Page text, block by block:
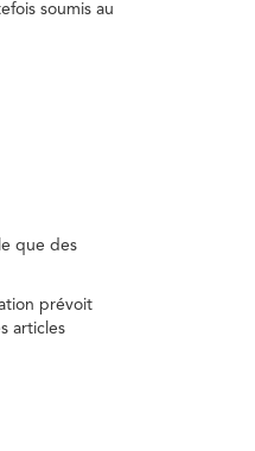
soumis au
que des
prévoit
articles